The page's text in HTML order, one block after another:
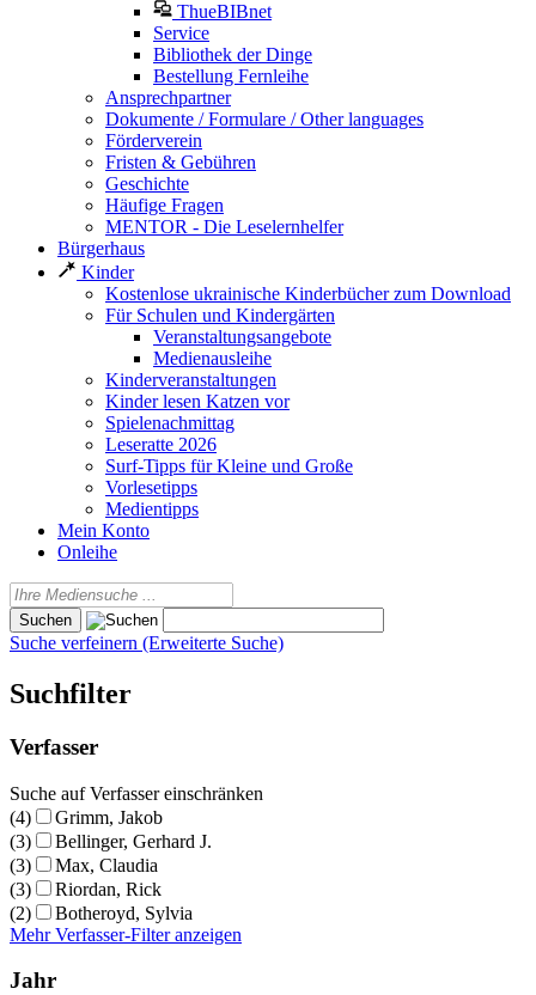
ThueBIBnet
Service
Bibliothek der Dinge
Bestellung Fernleihe
Ansprechpartner
Dokumente / Formulare / Other languages
Förderverein
Fristen & Gebühren
Geschichte
Häufige Fragen
MENTOR - Die Leselernhelfer
Bürgerhaus
Kinder
Kostenlose ukrainische Kinderbücher zum Download
Für Schulen und Kindergärten
Veranstaltungsangebote
Medienausleihe
Kinderveranstaltungen
Kinder lesen Katzen vor
Spielenachmittag
Leseratte 2026
Surf-Tipps für Kleine und Große
Vorlesetipps
Medientipps
Mein Konto
Onleihe
Suche verfeinern (Erweiterte Suche)
Suchfilter
Verfasser
Suche auf Verfasser einschränken
(4)
Grimm, Jakob
(3)
Bellinger, Gerhard J.
(3)
Max, Claudia
(3)
Riordan, Rick
(2)
Botheroyd, Sylvia
Mehr Verfasser-Filter anzeigen
Jahr